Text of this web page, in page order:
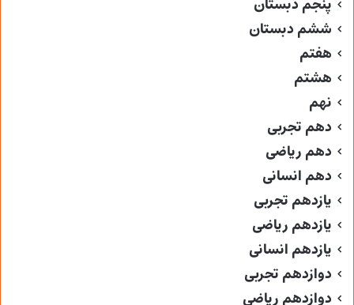
پنجم دبستان
ششم دبستان
هفتم
هشتم
نهم
دهم تجربی
دهم ریاضی
دهم انسانی
یازدهم تجربی
یازدهم ریاضی
یازدهم انسانی
دوازدهم تجربی
دوازدهم ریاضی